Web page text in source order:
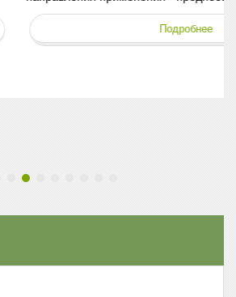
внекорневых подкормок.